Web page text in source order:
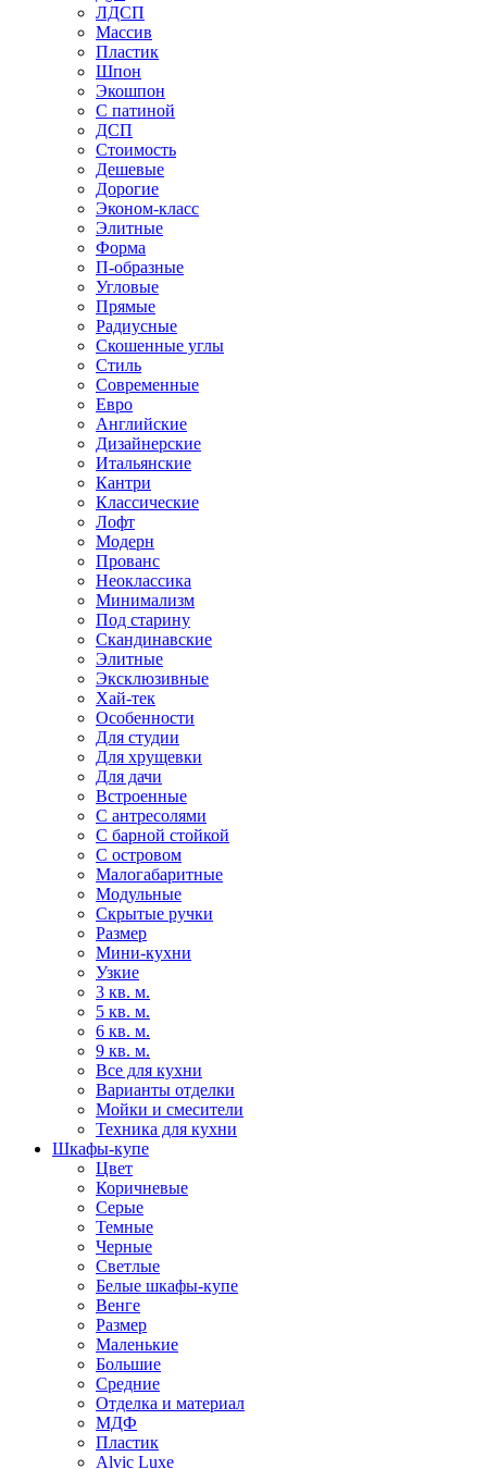
ЛДСП
Массив
Пластик
Шпон
Экошпон
С патиной
ДСП
Стоимость
Дешевые
Дорогие
Эконом-класс
Элитные
Форма
П-образные
Угловые
Прямые
Радиусные
Скошенные углы
Стиль
Современные
Евро
Английские
Дизайнерские
Итальянские
Кантри
Классические
Лофт
Модерн
Прованс
Неоклассика
Минимализм
Под старину
Скандинавские
Элитные
Эксклюзивные
Хай-тек
Особенности
Для студии
Для хрущевки
Для дачи
Встроенные
С антресолями
С барной стойкой
С островом
Малогабаритные
Модульные
Скрытые ручки
Размер
Мини-кухни
Узкие
3 кв. м.
5 кв. м.
6 кв. м.
9 кв. м.
Все для кухни
Варианты отделки
Мойки и смесители
Техника для кухни
Шкафы-купе
Цвет
Коричневые
Серые
Темные
Черные
Светлые
Белые шкафы-купе
Венге
Размер
Маленькие
Большие
Средние
Отделка и материал
МДФ
Пластик
Alvic Luxe